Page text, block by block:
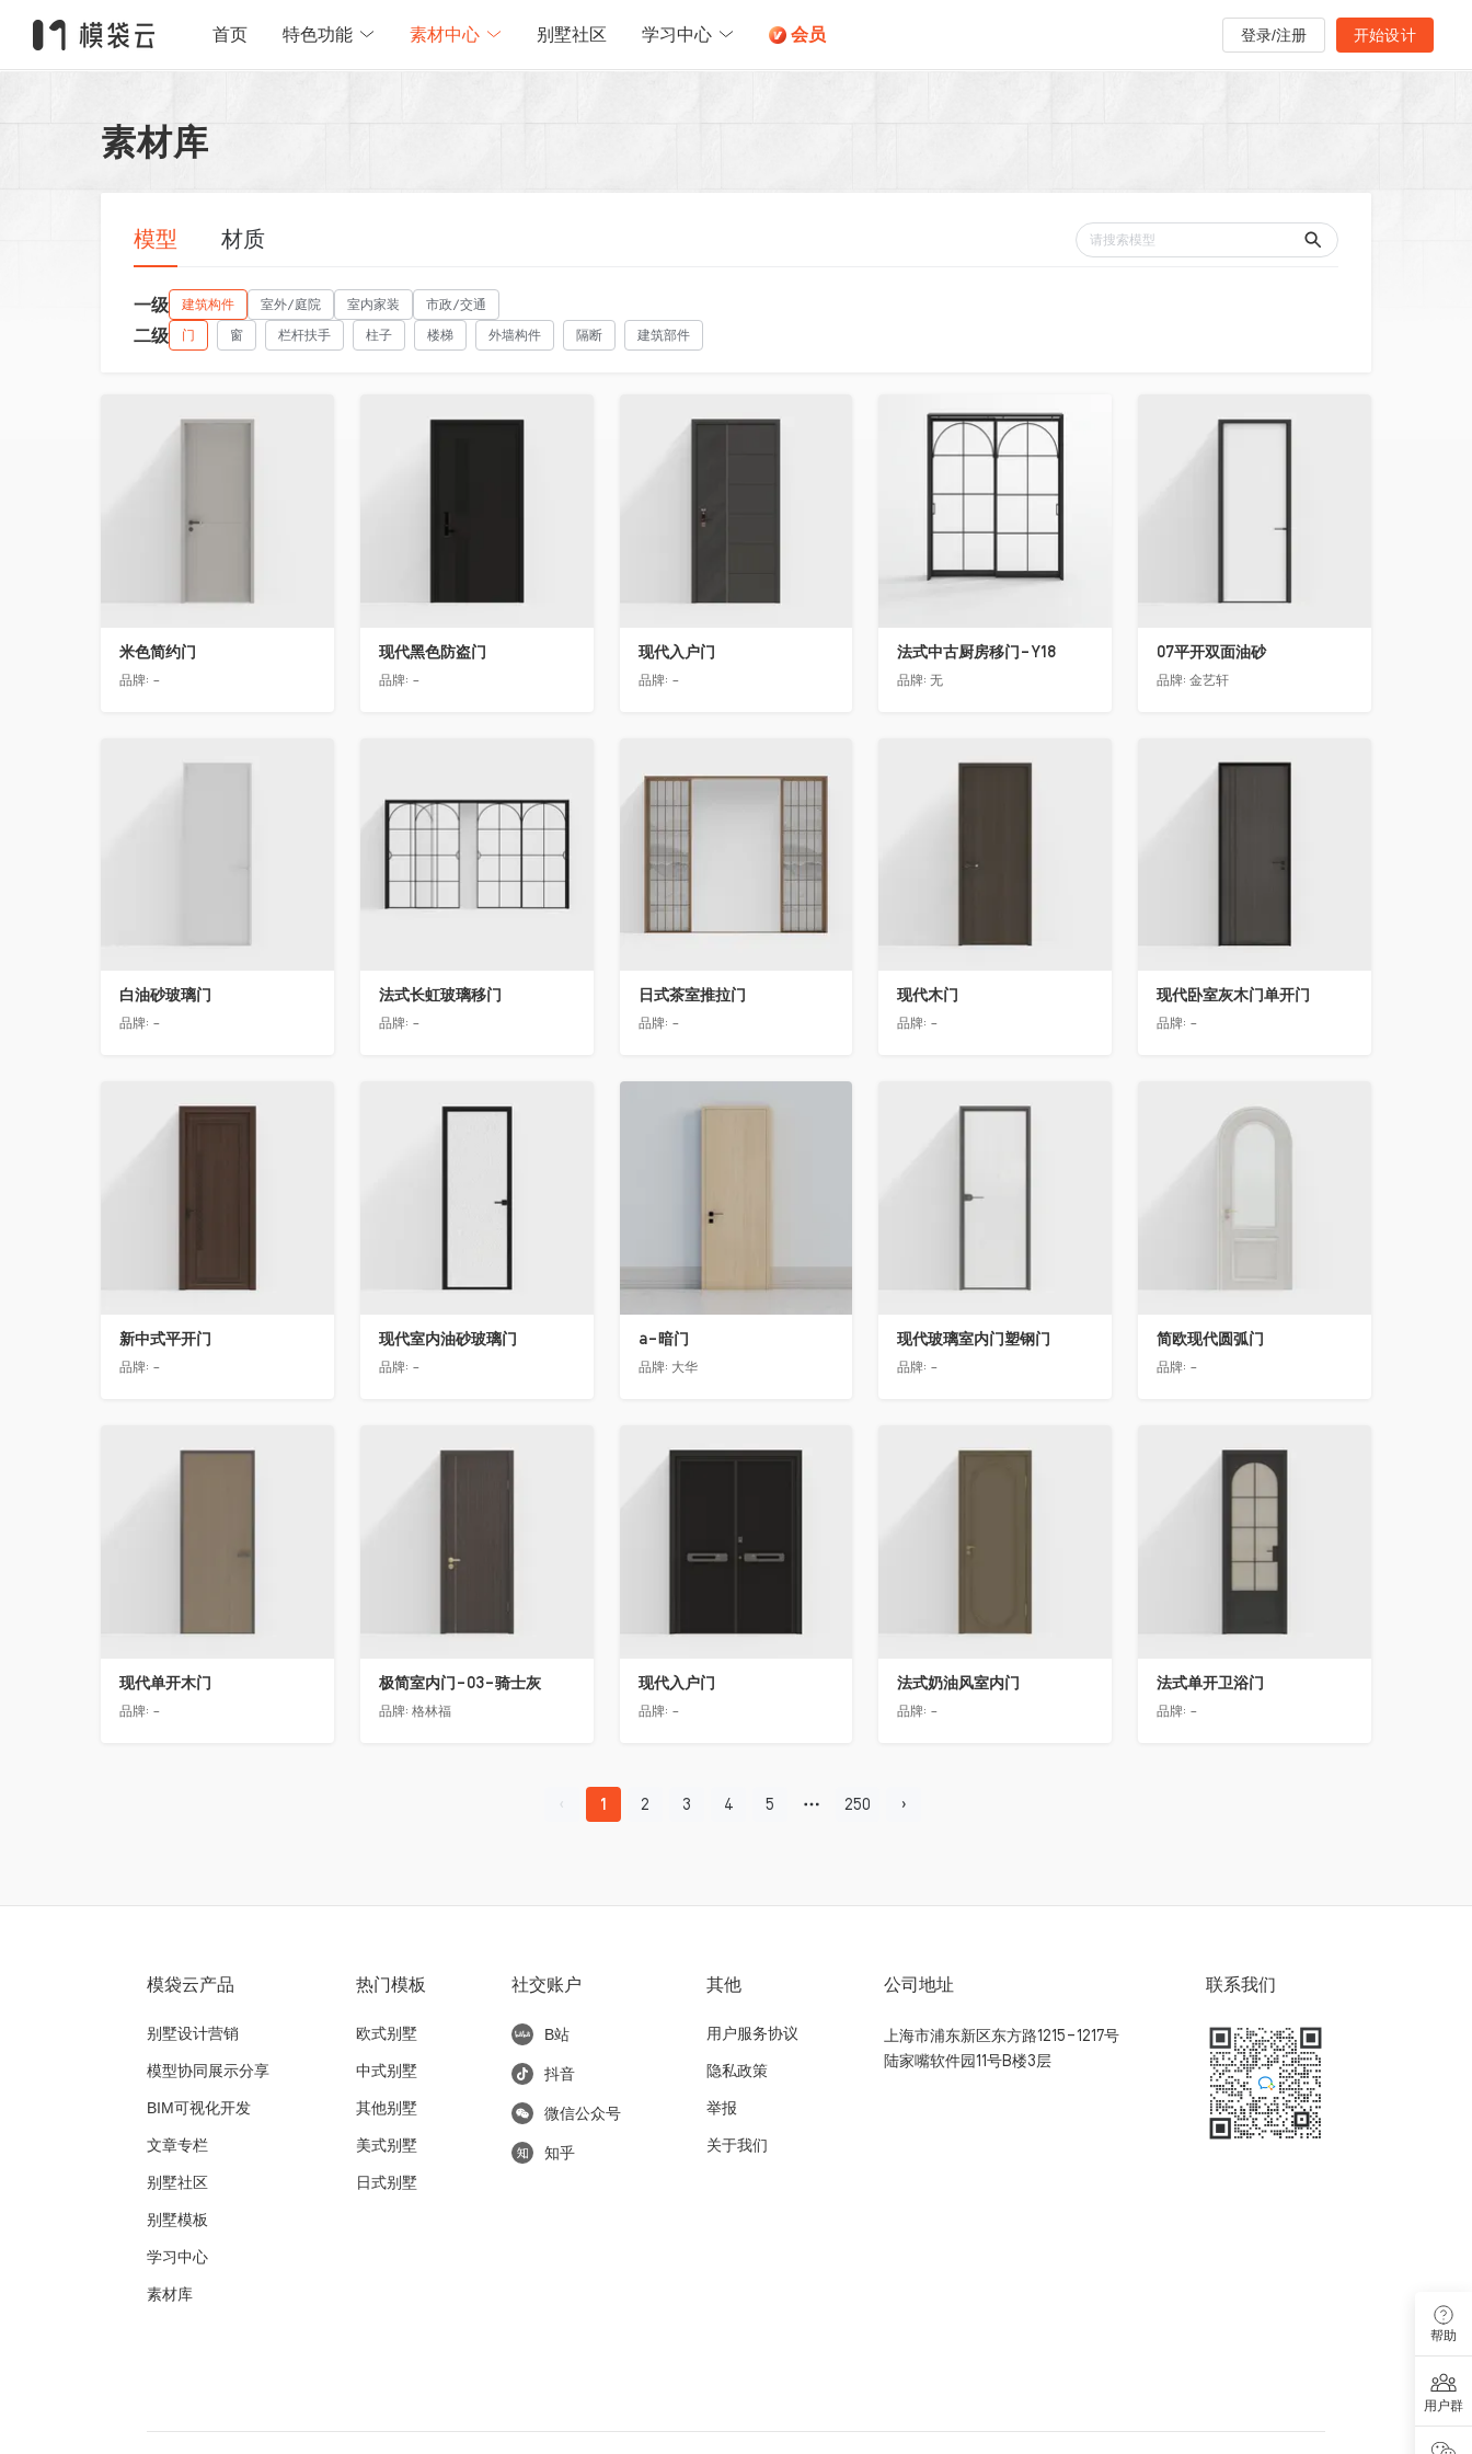
首页 特色功能 素材中心 别墅社区 学习中心 会员 登录/注册 开始设计
素材库
模型 材质
一级 建筑构件 室外/庭院 室内家装 市政/交通
二级 门 窗 栏杆扶手 柱子 楼梯 外墙构件 隔断 建筑部件
米色简约门
品牌: -
收藏
现代黑色防盗门
品牌: -
收藏
现代入户门
品牌: -
收藏
法式中古厨房移门-Y18
品牌:无
07平开双面油砂
品牌:金艺轩
白油砂玻璃门
品牌: -
法式长虹玻璃移门
品牌: -
日式茶室推拉门
品牌: -
现代木门
品牌: -
现代卧室灰木门单开门
品牌: -
收藏
新中式平开门
品牌: -
现代室内油砂玻璃门
品牌: -
收藏
a-暗门
品牌: 大华
现代玻璃室内门塑钢门
品牌: -
简欧现代圆弧门
品牌: -
现代单开木门
品牌: -
极简室内门-03-骑士灰
品牌: 格林福
收藏
现代入户门
品牌: -
收藏
法式奶油风室内门
品牌: -
法式单开卫浴门
品牌: -
1 2 3 4 5 250
模袋云产品
别墅设计营销
模型协同展示分享
BIM可视化开发
文章专栏
别墅社区
别墅模板
学习中心
素材库
热门模板
欧式别墅
中式别墅
其他别墅
美式别墅
日式别墅
社交账户
B站
抖音
微信公众号
知乎
其他
用户服务协议
隐私政策
举报
关于我们
公司地址
上海市浦东新区东方路1215-1217号
陆家嘴软件园11号B楼3层
联系我们
帮助
用户群